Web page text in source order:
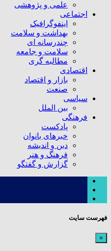
علمی و پژوهشی
اجتماعی
اینفوگرافیک
بهداشت و سلامت
چندرسانه ای
سلامت و جامعه
مطالبه گری
اقتصادی
بازار و اقتصاد
صنعت
سیاسی
بین الملل
فرهنگی
پادکست
خبرهای بانوان
دین و اندیشه
فرهنگ و هنر
گزارش و گفتگو
فهرست سایت
×